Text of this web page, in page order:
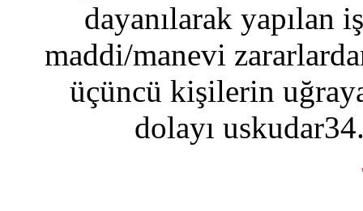
dayanılarak yapılan
maddi/manevi
üçüncü kişilerin
dolayı